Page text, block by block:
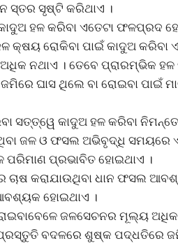
ସ୍ତର ସୃଷ୍ଟି କରିଥାଏ ।
ହଳ କରିବା ଏତେଟା ଫଳପ୍ରଦ
କ୍ଷୟ ରୋକିବା ପାଇଁ କାଦୁଅ କରିବା
ନଥାଏ । ତେବେ ପ୍ରାରମ୍ଭିକ
ଜମିରେ ଘାସ ଥିଲେ ବା ରୋଇବା
ସତ୍ତ୍ୱେ କାଦୁଅ ହଳ କରିବା
ଜଳ ଓ ଫସଲ ଅଭିବୃଦ୍ଧି ସମୟରେ
ପରିମାଣ ପ୍ରଭାବିତ ହୋଇଥାଏ ।
ଚାଷ କରାଯାଉଥିବା ଧାନ ଫସଲ
ହୋଇଥାଏ ।
ଜଳସେଚନର ମୂଲ୍ୟ
ବଦଳରେ ଶୁଷ୍କ ପଦ୍ଧତିରେ